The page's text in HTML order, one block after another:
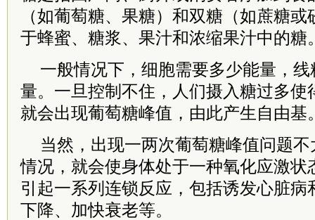
（如葡萄糖、果糖）和双糖（如蔗糖
于蜂蜜、糖浆、果汁和浓缩果汁中的糖
一般情况下，细胞需要多少能量，
量。一旦控制不住，人们摄入糖过多使
就会出现葡萄糖峰值，由此产生自由基
当然，出现一两次葡萄糖峰值问题
情况，就会使身体处于一种氧化应激状
引起一系列连锁反应，包括诱发心脏病
下降、加快衰老等。